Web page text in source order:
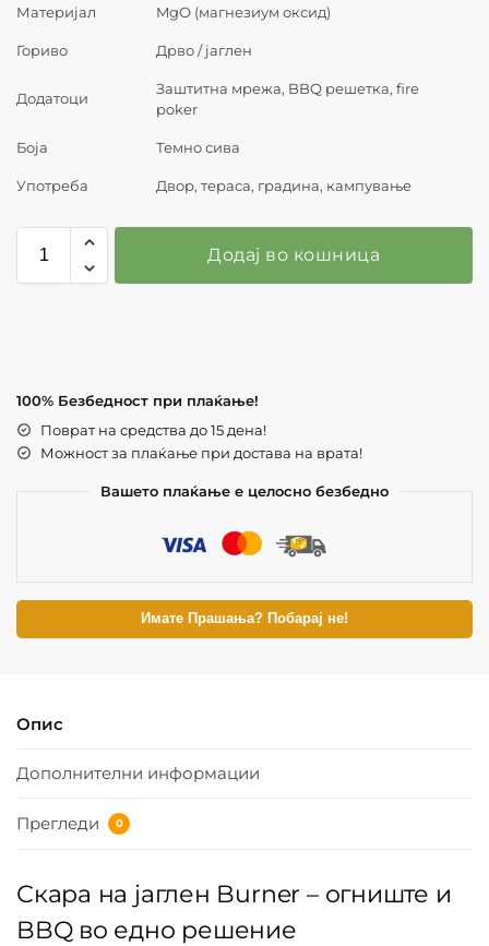
Материјал MgO (магнезиум оксид)
Гориво Дрво / јаглен
Додатоци
Заштитна мрежа, BBQ решетка, fire
poker
Боја Темно сива
Употреба Двор, тераса, градина, кампување
Додај во кошница
100% Безбедност при плаќање!
Поврат на средства до 15 дена!
Можност за плаќање при достава на врата!
Вашето плаќање е целосно безбедно
Имате Прашања? Побарај не!
Опис
Дополнителни информации
Прегледи 0
Скара на јаглен Burner – огниште и
BBQ во едно решение